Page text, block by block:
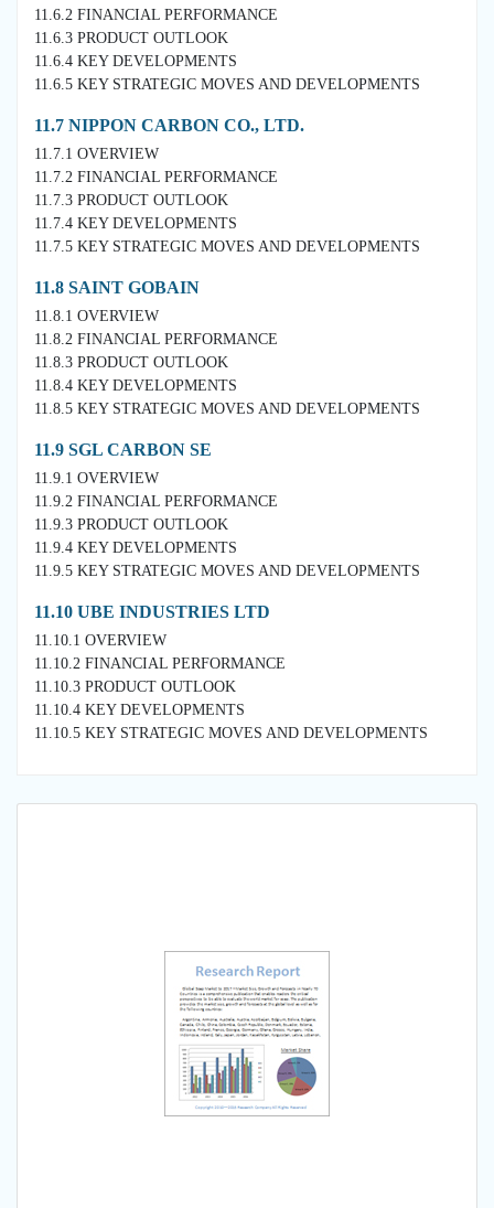
11.6.2 FINANCIAL PERFORMANCE
11.6.3 PRODUCT OUTLOOK
11.6.4 KEY DEVELOPMENTS
11.6.5 KEY STRATEGIC MOVES AND DEVELOPMENTS
11.7 NIPPON CARBON CO., LTD.
11.7.1 OVERVIEW
11.7.2 FINANCIAL PERFORMANCE
11.7.3 PRODUCT OUTLOOK
11.7.4 KEY DEVELOPMENTS
11.7.5 KEY STRATEGIC MOVES AND DEVELOPMENTS
11.8 SAINT GOBAIN
11.8.1 OVERVIEW
11.8.2 FINANCIAL PERFORMANCE
11.8.3 PRODUCT OUTLOOK
11.8.4 KEY DEVELOPMENTS
11.8.5 KEY STRATEGIC MOVES AND DEVELOPMENTS
11.9 SGL CARBON SE
11.9.1 OVERVIEW
11.9.2 FINANCIAL PERFORMANCE
11.9.3 PRODUCT OUTLOOK
11.9.4 KEY DEVELOPMENTS
11.9.5 KEY STRATEGIC MOVES AND DEVELOPMENTS
11.10 UBE INDUSTRIES LTD
11.10.1 OVERVIEW
11.10.2 FINANCIAL PERFORMANCE
11.10.3 PRODUCT OUTLOOK
11.10.4 KEY DEVELOPMENTS
11.10.5 KEY STRATEGIC MOVES AND DEVELOPMENTS